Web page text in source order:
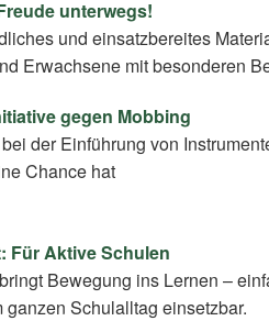
unterwegs!
und einsatzbereites
Erwachsene mit besonderen
gegen Mobbing
der Einführung von
Chance hat
Für Aktive Schulen
Bewegung ins Lernen –
ganzen Schulalltag einsetzbar.